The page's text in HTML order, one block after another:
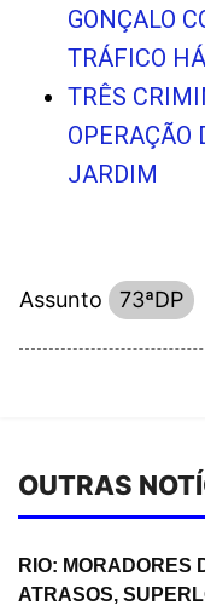
GONÇALO
TRÁFICO
TRÊS
OPERAÇÃO
JARDIM
Assunto 73ªDP
OUTRAS
RIO: MORADORES
ATRASOS,